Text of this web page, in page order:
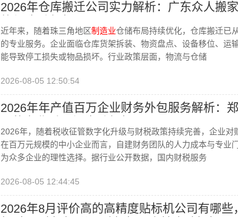
2026年仓库搬迁公司实力解析：广东众人搬
近年来，随着珠三角地区制造业仓储布局持续优化，仓库搬迁已
的专业服务。企业面临仓库货架拆装、物资盘点、设备移位、运
能导致停工损失或物品损坏。行业政策层面，物流与仓储
2026-08-05 12:50:54
2026年年产值百万企业财务外包服务解析：
2026年，随着税收征管数字化升级与财税政策持续完善，企业
在百万元规模的中小企业而言，自建财务团队的人力成本与专业
为众多企业的理性选择。据行业公开数据，国内财税服务
2026-08-05 12:44:45
2026年8月评价高的高精度贴标机公司有哪